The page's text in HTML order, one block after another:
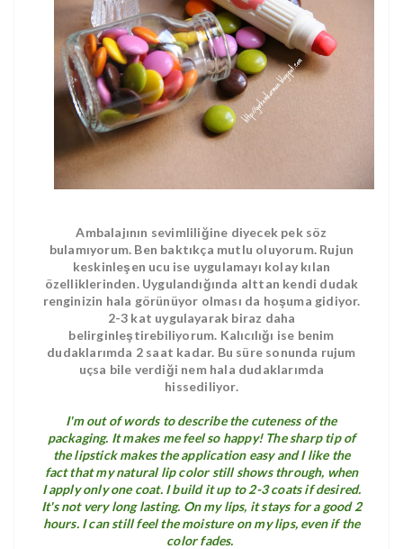
Ambalajının sevimliliğine diyecek pek söz
bulamıyorum. Ben baktıkça mutlu oluyorum. Rujun
keskinleşen ucu ise uygulamayı kolay kılan
özelliklerinden. Uygulandığında alttan kendi dudak
renginizin hala görünüyor olması da hoşuma gidiyor.
2-3 kat uygulayarak biraz daha
belirginleştirebiliyorum. Kalıcılığı ise benim
dudaklarımda 2 saat kadar. Bu süre sonunda rujum
uçsa bile verdiği nem hala dudaklarımda
hissediliyor.
I'm out of words to describe the cuteness of the
packaging. It makes me feel so happy! The sharp tip of
the lipstick makes the application easy and I like the
fact that my natural lip color still shows through, when
I apply only one coat. I build it up to 2-3 coats if desired.
It's not very long lasting. On my lips, it stays for a good 2
hours. I can still feel the moisture on my lips, even if the
color fades.